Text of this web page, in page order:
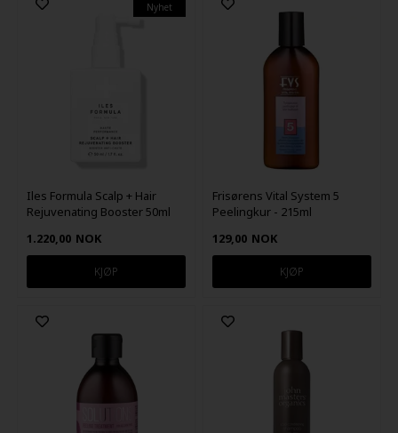
Nyhet
Iles Formula Scalp + Hair
Rejuvenating Booster 50ml
1.220,00 NOK
Frisørens Vital System 5
Peelingkur - 215ml
129,00 NOK